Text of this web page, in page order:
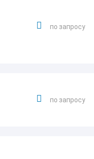
по запросу
по запросу